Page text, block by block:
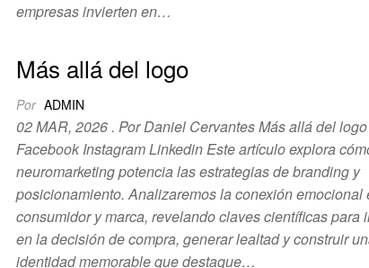
empresas invierten en…
Más allá del logo
Por ADMIN
02 MAR, 2026 . Por Daniel Cervantes Más allá del
Facebook Instagram Linkedin Este artículo explora
neuromarketing potencia las estrategias de branding y
posicionamiento. Analizaremos la conexión emocional
consumidor y marca, revelando claves científicas para
en la decisión de compra, generar lealtad y construir
identidad memorable que destaque…